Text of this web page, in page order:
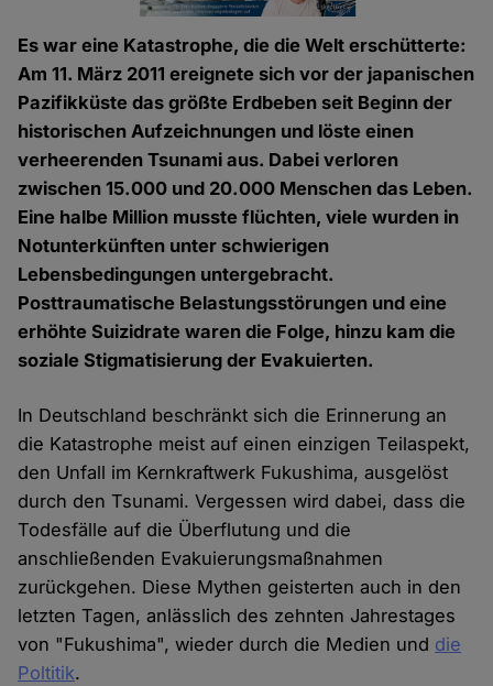
Es war eine Katastrophe, die die Welt erschütterte:
Am 11. März 2011 ereignete sich vor der japanischen
Pazifikküste das größte Erdbeben seit Beginn der
historischen Aufzeichnungen und löste einen
verheerenden Tsunami aus. Dabei verloren
zwischen 15.000 und 20.000 Menschen das Leben.
Eine halbe Million musste flüchten, viele wurden in
Notunterkünften unter schwierigen
Lebensbedingungen untergebracht.
Posttraumatische Belastungsstörungen und eine
erhöhte Suizidrate waren die Folge, hinzu kam die
soziale Stigmatisierung der Evakuierten.
In Deutschland beschränkt sich die Erinnerung an
die Katastrophe meist auf einen einzigen Teilaspekt,
den Unfall im Kernkraftwerk Fukushima, ausgelöst
durch den Tsunami. Vergessen wird dabei, dass die
Todesfälle auf die Überflutung und die
anschließenden Evakuierungsmaßnahmen
zurückgehen. Diese Mythen geisterten auch in den
letzten Tagen, anlässlich des zehnten Jahrestages
von "Fukushima", wieder durch die Medien und die
Poltitik.